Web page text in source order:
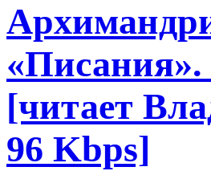
[читает
96 Kbps]